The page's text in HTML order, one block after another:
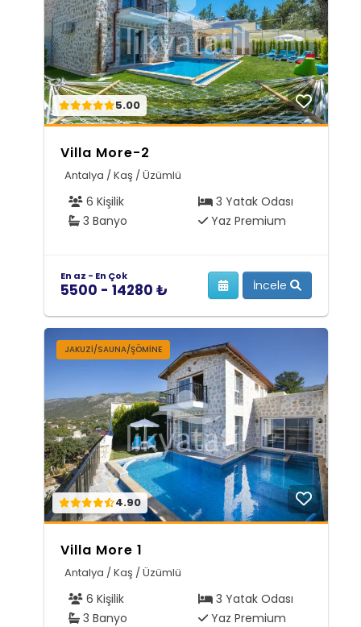
5.00
Villa More-2
Antalya / Kaş / Üzümlü
6 Kişilik
3 Yatak Odası
3 Banyo
Yaz Premium
En az - En Çok
5500 - 14280 ₺ İncele
JAKUZI/SAUNA/ŞÖMINE
4.90
Villa More 1
Antalya / Kaş / Üzümlü
6 Kişilik
3 Yatak Odası
3 Banyo
Yaz Premium